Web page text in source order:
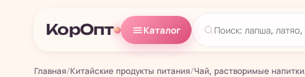
КорОпт Каталог
Главная/Китайские продукты питания/Чай, растворимые напитки